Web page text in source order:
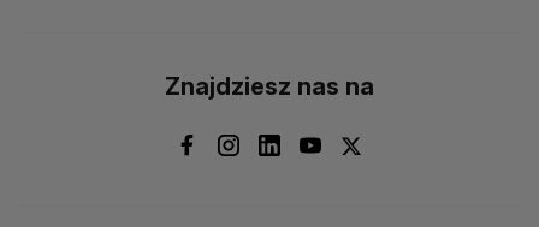
Znajdziesz nas na